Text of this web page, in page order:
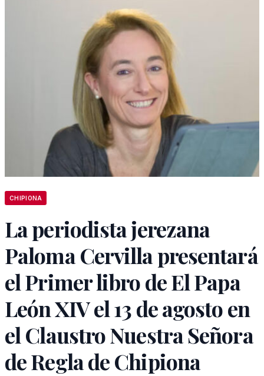
CHIPIONA
La periodista jerezana
Paloma Cervilla presentará
el Primer libro de El Papa
León XIV el 13 de agosto en
el Claustro Nuestra Señora
de Regla de Chipiona